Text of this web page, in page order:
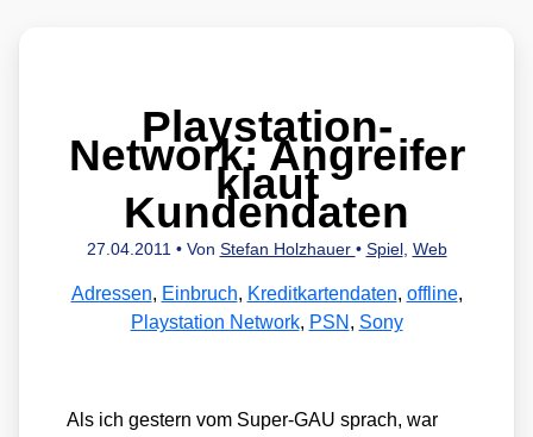
Playstation-
Network: Angreifer
klaut
Kundendaten
27.04.2011 • Von Stefan Holzhauer • Spiel , Web
Adressen, Einbruch, Kreditkartendaten, offline,
Playstation Network, PSN , Sony
Als ich ges­tern vom Super-GAU sprach, war